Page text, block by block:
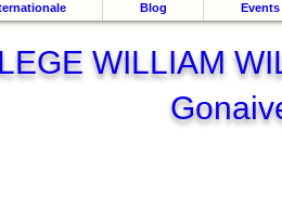
Blog Events
WILLIAM